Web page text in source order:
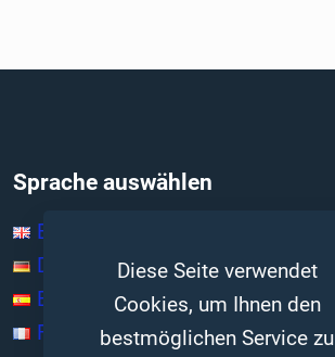
Sprache auswählen
English
Deutsch
Español
Français
Diese Seite verwendet
Cookies, um Ihnen den
bestmöglichen Service zu